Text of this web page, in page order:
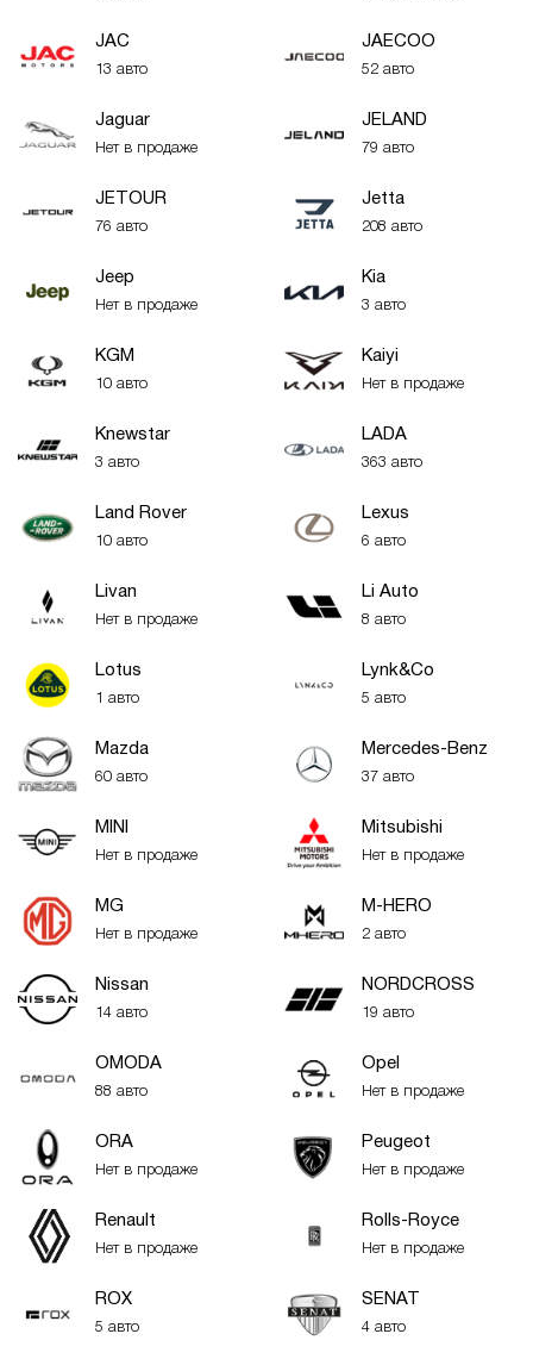
JAC
13 авто
JAECOO
52 авто
Jaguar
Нет в продаже
JELAND
79 авто
JETOUR
76 авто
Jetta
208 авто
Jeep
Нет в продаже
Kia
3 авто
KGM
10 авто
Kaiyi
Нет в продаже
Knewstar
3 авто
LADA
363 авто
Land Rover
10 авто
Lexus
6 авто
Livan
Нет в продаже
Li Auto
8 авто
Lotus
1 авто
Lynk&Co
5 авто
Mazda
60 авто
Mercedes-Benz
37 авто
MINI
Нет в продаже
Mitsubishi
Нет в продаже
MG
Нет в продаже
M-HERO
2 авто
Nissan
14 авто
NORDCROSS
19 авто
OMODA
88 авто
Opel
Нет в продаже
ORA
Нет в продаже
Peugeot
Нет в продаже
Renault
Нет в продаже
Rolls-Royce
Нет в продаже
ROX
5 авто
SENAT
4 авто